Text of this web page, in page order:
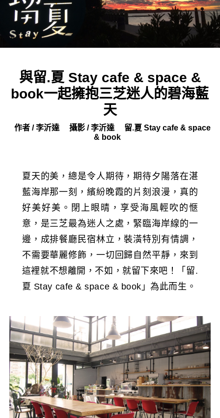
與留.夏 Stay cafe & space &
book一起擁抱三芝迷人的碧海藍
天
作者 / 李沂達 攝影 / 李沂達
留.夏 Stay cafe & space
& book
夏天的美，總是令人期待，期待夕陽落在湛
藍海岸那一刻，繽紛晚霞的片刻浪漫，真的
好美好美。閉上眼晴，享受海風輕吹的愜
意，是三芝最為迷人之處，緊臨海岸線的一
邊，成排餐廳民宿林立，裝潢特別有情調，
不需要華麗修飾，一切回歸自然平靜，來到
這裡就不想離開，不如，就留下來吧！「留.
夏 Stay cafe & space & book」為此而生。